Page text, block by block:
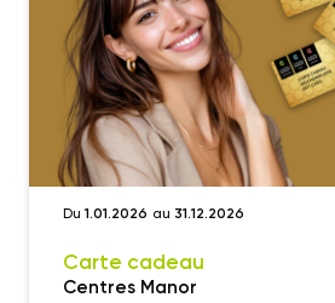
Du 1.01.2026 au 31.12.2026
Carte cadeau
Centres Manor